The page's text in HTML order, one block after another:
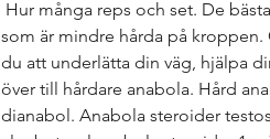
som är mindre hårda på
du att underlätta din väg, hjälpa
över till hårdare anabola. Hård
dianabol. Anabola steroider